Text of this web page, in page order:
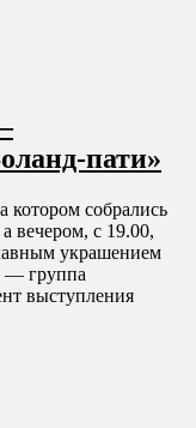
пати»
собрались
вечером, с 19.00,
украшением
— группа
выступления